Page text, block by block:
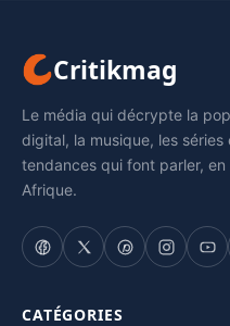
Critikmag
Le média qui décrypte la
digital, la musique, les séries
tendances qui font parler, en
Afrique.
CATÉGORIES